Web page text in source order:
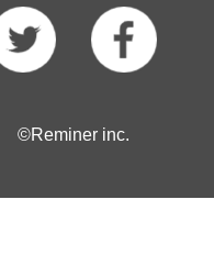
©Reminer inc.